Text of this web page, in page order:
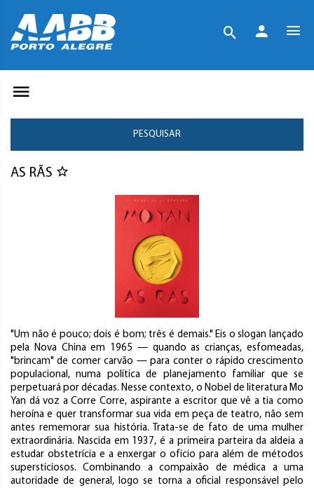
PESQUISAR
AS RÃS
"Um não é pouco; dois é bom; três é demais." Eis o slogan lançado
pela Nova China em 1965 — quando as crianças, esfomeadas,
"brincam" de comer carvão — para conter o rápido crescimento
populacional, numa política de planejamento familiar que se
perpetuará por décadas. Nesse contexto, o Nobel de literatura Mo
Yan dá voz a Corre Corre, aspirante a escritor que vê a tia como
heroína e quer transformar sua vida em peça de teatro, não sem
antes rememorar sua história. Trata-se de fato de uma mulher
extraordinária. Nascida em 1937, é a primeira parteira da aldeia a
estudar obstetrícia e a enxergar o ofício para além de métodos
supersticiosos. Combinando a compaixão de médica a uma
autoridade de general, logo se torna a oficial responsável pelo